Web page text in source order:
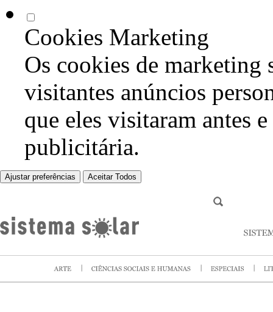
Cookies Marketing
Os cookies de marketing
visitantes anúncios
que eles visitaram antes
publicitária.
Ajustar preferências Aceitar Todos